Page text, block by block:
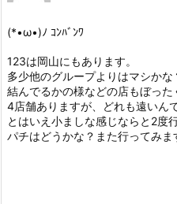
(*•ω•)ﾉ ｺﾝﾊﾞﾝﾜ
123は岡山にもあります。
多少他のグループよりはマシか
結んでるかの様などの店もぼった
4店舗ありますが、どれも遠いん
とはいえ小ましな感じならと2度
パチはどうかな？また行ってみ